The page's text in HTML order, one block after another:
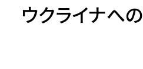
ウクライナへ